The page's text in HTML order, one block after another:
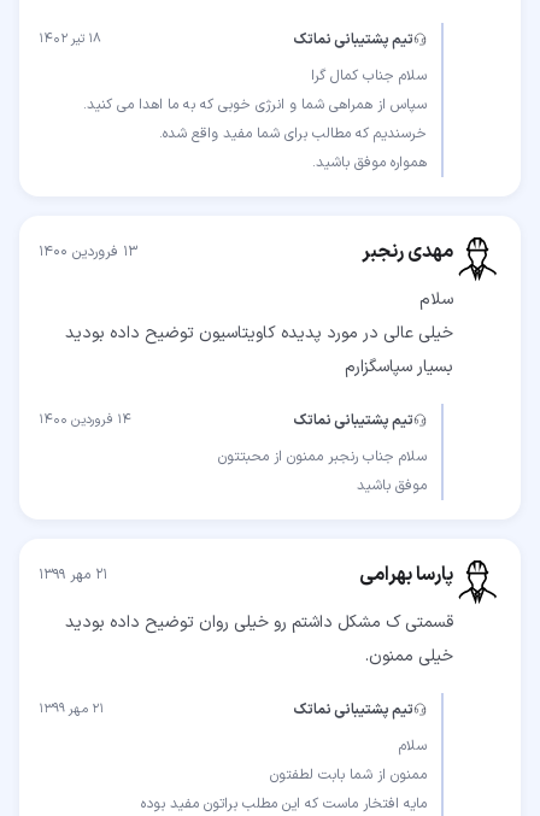
تیم پشتیبانی نماتک ۱۸ تیر ۱۴۰۲
همواره موفق باشید.
مهدی رنجبر ۱۳ فروردین ۱۴۰۰
خیلی عالی در مورد پدیده کاویتاسیون توضیح داده بودید
بسیار سپاسگزارم
تیم پشتیبانی نماتک ۱۴ فروردین ۱۴۰۰
موفق باشید
پارسا بهرامی ۲۱ مهر ۱۳۹۹
قسمتی ک مشکل داشتم رو خیلی روان توضیح داده بودید
خیلی ممنون.
تیم پشتیبانی نماتک ۲۱ مهر ۱۳۹۹